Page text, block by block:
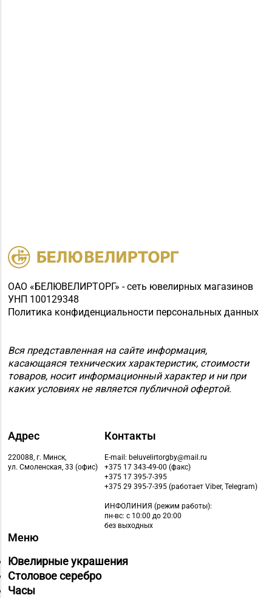
ОАО «БЕЛЮВЕЛИРТОРГ» - сеть ювелирных магазинов
УНП 100129348
Политика конфиденциальности персональных данных
Вся представленная на сайте информация,
касающаяся технических характеристик, стоимости
товаров, носит информационный характер и ни при
каких условиях не является публичной офертой.
Адрес
220088, г. Минск,
ул. Смоленская, 33 (офис)
Контакты
E-mail: beluvelirtorgby@mail.ru
+375 17 343-49-00 (факс)
+375 17 395-7-395
+375 29 395-7-395 (работает Viber, Telegram)
ИНФОЛИНИЯ (режим работы):
пн-вс: с 10:00 до 20:00
без выходных
Меню
Ювелирные украшения
Столовое серебро
Часы